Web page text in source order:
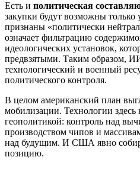
Есть и политическая
закупки будут возможны
признаны «политически
означает фильтрацию
идеологических установок,
предвзятыми. Таким образом,
технологический и военный
политического контроля.
В целом американский план
мобилизации. Технологии
геополитикой: контроль над
производством чипов и
над будущим. И США явно
позицию.